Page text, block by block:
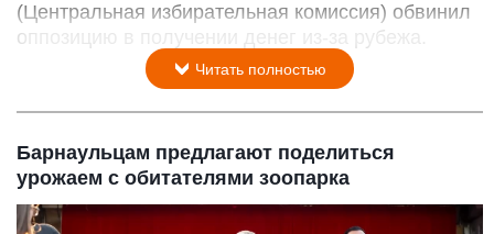
(Центральная избирательная комиссия) обвинил
оппозицию в получении денег из-за рубежа.
Читать полностью
Барнаульцам предлагают поделиться
урожаем с обитателями зоопарка